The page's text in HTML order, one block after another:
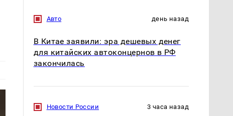
Авто день назад
В Китае заявили: эра дешевых денег
для китайских автоконцернов в РФ
закончилась
Новости России 3 часа назад